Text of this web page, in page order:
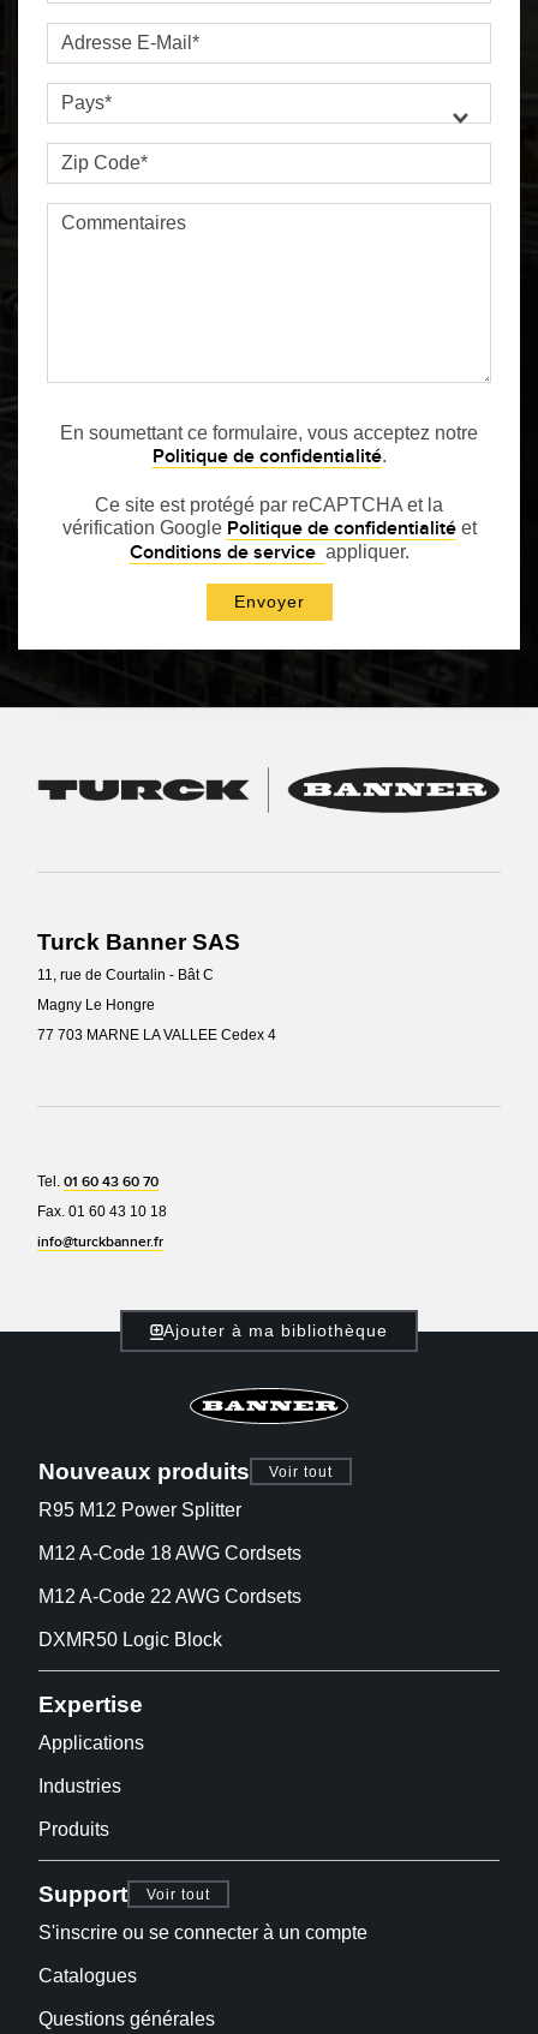
Capteurs d’aide au choix
Capteurs de détection de zone
Capteurs de surveillance des conditions
Capteurs de surveillance des conditions sans fil
Câbles
TECHNOLOGIE
Capteurs avec IO-Link
LIENS CONNEXES
Washdown
IO-Link
Adresse E-Mail
Pays
Zip Code
Commentaires
En soumettant ce formulaire, vous acceptez notre
Politique de confidentialité.
Ce site est protégé par reCAPTCHA et la
vérification Google Politique de confidentialitéet
Conditions de service appliquer.
Turck Banner SAS
11, rue de Courtalin - Bât C
Magny Le Hongre
77 703 MARNE LA VALLEE Cedex 4
Tel. 01 60 43 60 70
Fax. 01 60 43 10 18
info@turckbanner.fr
Ajouter à ma bibliothèque
Nouveaux produits Voir tout
R95 M12 Power Splitter
M12 A-Code 18 AWG Cordsets
M12 A-Code 22 AWG Cordsets
DXMR50 Logic Block
Expertise
Applications
Industries
Produits
Support Voir tout
S'inscrire ou se connecter à un compte
Catalogues
Questions générales